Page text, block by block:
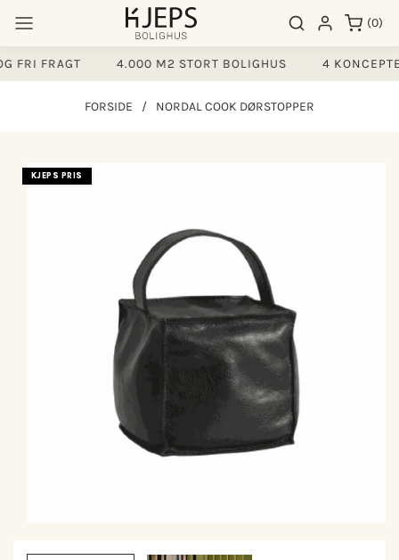
indhold
Søgeresultater
Log ind (0)
0
varer
FRAGT 4.000 M2 STORT BOLIGHUS 4
FORSIDE / NORDAL COOK DØRSTOPPER
KJEPS PRIS
til